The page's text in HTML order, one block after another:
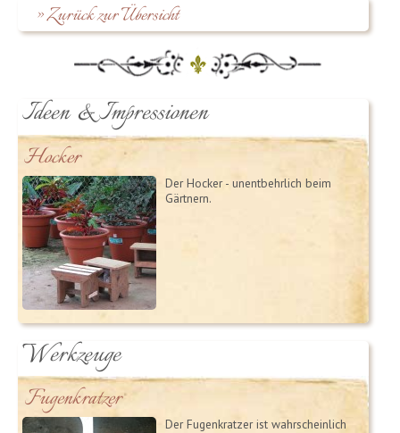
» Zurück zur Übersicht
Ideen & Impressionen
Hocker
Der Hocker - unentbehrlich beim
Gärtnern.
Werkzeuge
Fugenkratzer
Der Fugenkratzer ist wahrscheinlich